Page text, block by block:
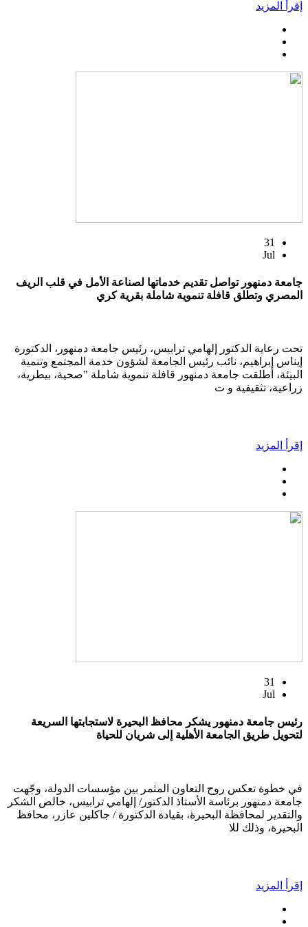
إقرأ المزيد
31
Jul
جامعة دمنهور تواصل تقديم خدماتها لصناعة الأمل في قلب الريف
المصري وتطلق قافلة تنموية شاملة بقرية كري
تحت رعاية الدكتور إلهامي ترابيس، رئيس جامعة دمنهور، الدكتورة
إيناس إبراهيم، نائب رئيس الجامعة لشؤون خدمة المجتمع وتنمية
البيئة، أطلقت جامعة دمنهور قافلة تنموية شاملة "صحية، بيطرية،
زراعية، تثقيفية و ت
إقرأ المزيد
31
Jul
رئيس جامعة دمنهور يشكر محافظ البحيرة لاستجابتها السريعة
لتحويل طريق الجامعة الأهلية إلى شريان للحياة
في خطوة تعكس روح التعاون المثمر بين مؤسسات الدولة، وجّهت
جامعة دمنهور برئاسة الأستاذ الدكتور/ إلهامي ترابيس، خالص الشكر
والتقدير لمحافظة البحيرة، بقيادة الدكتورة / جاكلين عازر، محافظ
البحيرة، وذلك للا
إقرأ المزيد